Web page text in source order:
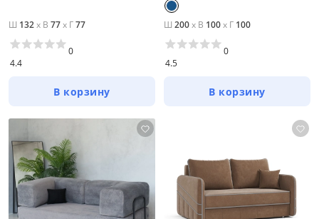
Ш 132x В 77x Г77
4.4
0
В корзину
Ш 200x В 100x Г 100
4.5
0
В корзину